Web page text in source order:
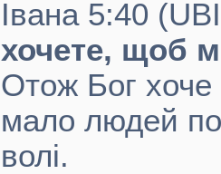
Івана 5:40
хочете, щоб
Отож Бог
мало людей
волі.